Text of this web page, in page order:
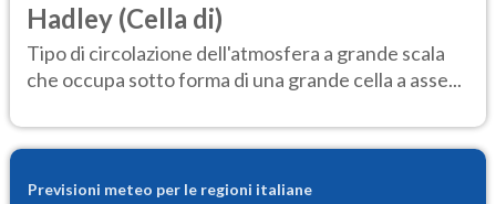
Hadley (Cella di)
Tipo di circolazione dell'atmosfera a grande scala
che occupa sotto forma di una grande cella a asse...
Previsioni meteo per le regioni italiane